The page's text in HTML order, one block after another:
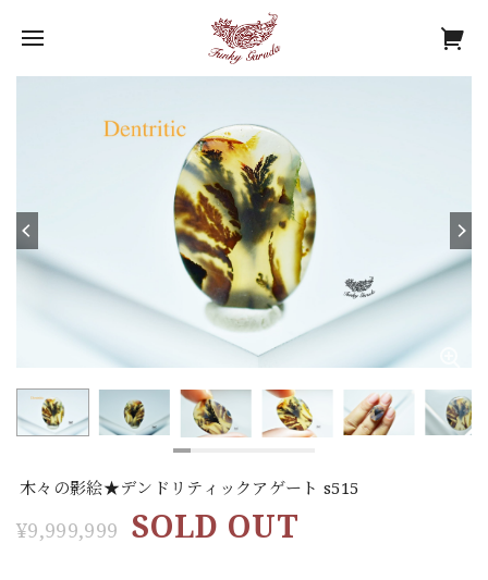
木々の影絵★デンドリティックアゲート s515
¥9,999,999 SOLD OUT